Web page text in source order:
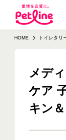
HOME トイレタリ
メデ
ケア
キン